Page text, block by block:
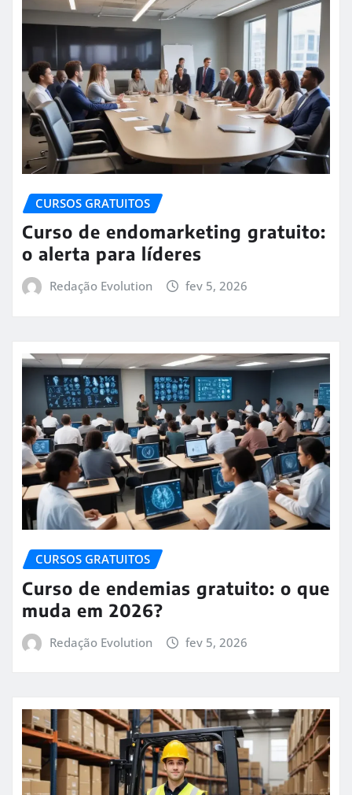
CURSOS GRATUITOS
Curso de endomarketing gratuito:
o alerta para líderes
Redação Evolution fev 5, 2026
CURSOS GRATUITOS
Curso de endemias gratuito: o que
muda em 2026?
Redação Evolution fev 5, 2026